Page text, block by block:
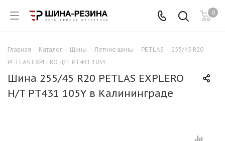
0
Главная - Каталог - Шины - Летние шины - PETLAS - 255/45 R20
PETLAS EXPLERO H/T PT431 105Y
Шина 255/45 R20 PETLAS EXPLERO
H/T PT431 105Y в Калининграде